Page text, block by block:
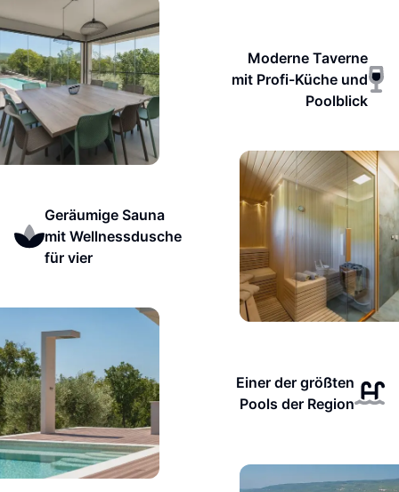
Moderne Taverne
mit Profi-Küche und
Poolblick
Geräumige Sauna
mit Wellnessdusche
für vier
Einer der größten
Pools der Region